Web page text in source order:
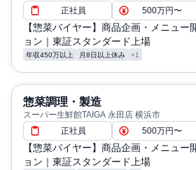
正社員
500万円〜
【惣菜バイヤー】商品企画・メニュー
ョン｜東証スタンダード上場
年収450万以上 月8日以上休み +1
惣菜調理・製造
スーパー生鮮館TAIGA 永田店 横浜市
正社員
500万円〜
【惣菜バイヤー】商品企画・メニュー
ョン｜東証スタンダード上場